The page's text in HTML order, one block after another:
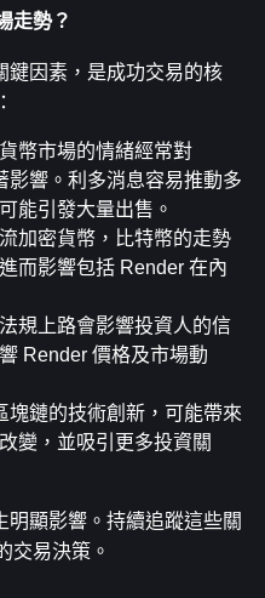
走勢？
鍵因素，是成功交易的核
貨幣市場的情緒經常對
影響。利多消息容易推動多
能引發大量出售。
流加密貨幣，比特幣的走勢
而影響包括 Render 在內
法規上路會影響投資人的信
Render 價格及市場動
塊鏈的技術創新，可能帶來
變，並吸引更多投資關
顯影響。持續追蹤這些關
交易決策。